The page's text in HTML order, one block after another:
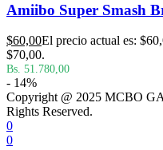
Amiibo Super Smash
$60,00El precio actual es:
$70,00.
Bs. 51.780,00
- 14%
Copyright @ 2025 MCBO
Rights Reserved.
0
0